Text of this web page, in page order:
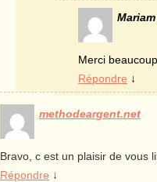
Merci
Répondre ↓
methodeargent.net
Bravo, c est un plaisir de vous
Répondre ↓